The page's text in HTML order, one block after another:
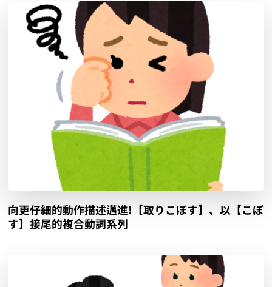
向更仔細的動作描述邁進!【取りこぼす】、以【こぼ
す】接尾的複合動詞系列